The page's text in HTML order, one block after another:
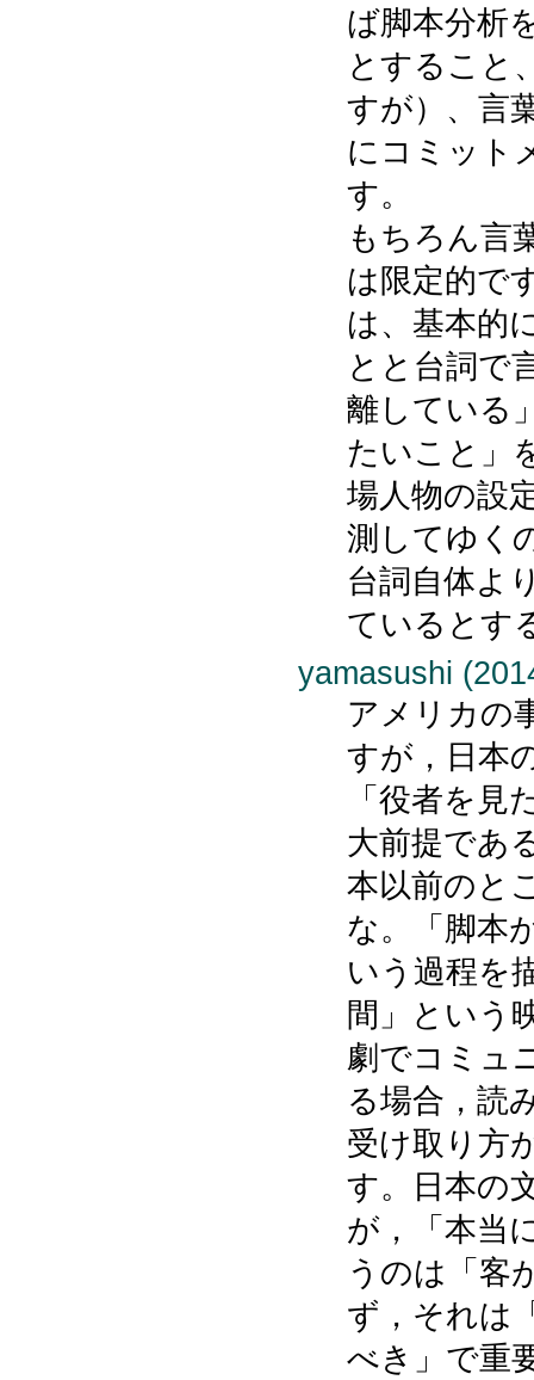
ば脚本分析
とすること
すが）、言
にコミット
す。
もちろん言
は限定的で
は、基本的
とと台詞で
離している
たいこと」
場人物の設
測してゆく
台詞自体よ
ているとす
yamasushi
アメリカの
すが，日本
「役者を見
大前提であ
本以前のと
な。「脚本
いう過程を
間」という
劇でコミュ
る場合，読
受け取り方
す。日本の
が，「本当
うのは「客
ず，それは
べき」で重